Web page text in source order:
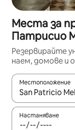
Места за
Патрисио
Резервирайте
наем, домове и
Местоположение
Когато
Настаняване